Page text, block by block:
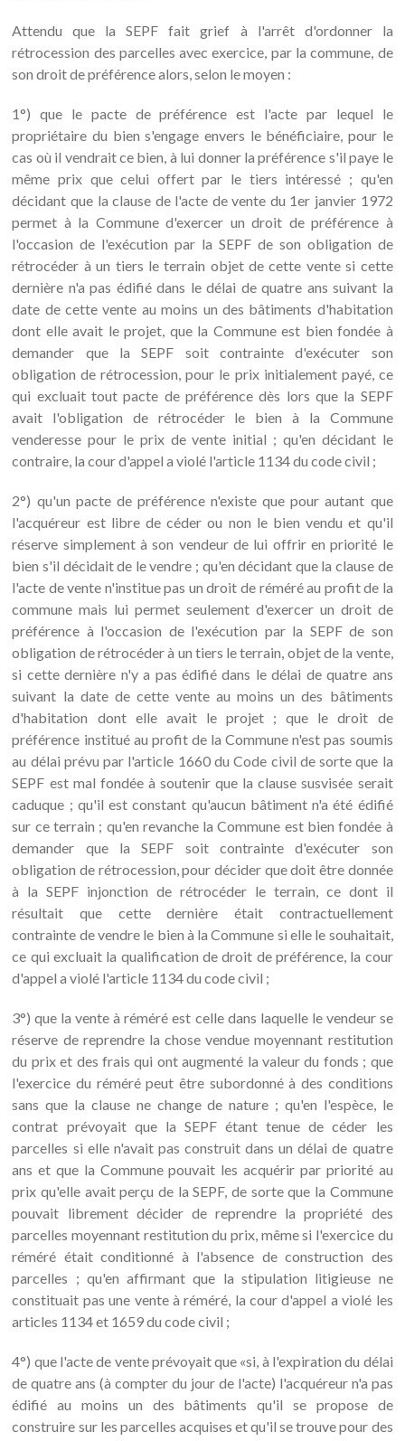
Attendu que la SEPF fait grief à l'arrêt d'ordonner la
rétrocession des parcelles avec exercice, par la commune, de
son droit de préférence alors, selon le moyen :
1°) que le pacte de préférence est l'acte par lequel le
propriétaire du bien s'engage envers le bénéficiaire, pour le
cas où il vendrait ce bien, à lui donner la préférence s'il paye le
même prix que celui offert par le tiers intéressé ; qu'en
décidant que la clause de l'acte de vente du 1er janvier 1972
permet à la Commune d'exercer un droit de préférence à
l'occasion de l'exécution par la SEPF de son obligation de
rétrocéder à un tiers le terrain objet de cette vente si cette
dernière n'a pas édifié dans le délai de quatre ans suivant la
date de cette vente au moins un des bâtiments d'habitation
dont elle avait le projet, que la Commune est bien fondée à
demander que la SEPF soit contrainte d'exécuter son
obligation de rétrocession, pour le prix initialement payé, ce
qui excluait tout pacte de préférence dès lors que la SEPF
avait l'obligation de rétrocéder le bien à la Commune
venderesse pour le prix de vente initial ; qu'en décidant le
contraire, la cour d'appel a violé l'article 1134 du code civil ;
2°) qu'un pacte de préférence n'existe que pour autant que
l'acquéreur est libre de céder ou non le bien vendu et qu'il
réserve simplement à son vendeur de lui offrir en priorité le
bien s'il décidait de le vendre ; qu'en décidant que la clause de
l'acte de vente n'institue pas un droit de réméré au profit de la
commune mais lui permet seulement d'exercer un droit de
préférence à l'occasion de l'exécution par la SEPF de son
obligation de rétrocéder à un tiers le terrain, objet de la vente,
si cette dernière n'y a pas édifié dans le délai de quatre ans
suivant la date de cette vente au moins un des bâtiments
d'habitation dont elle avait le projet ; que le droit de
préférence institué au profit de la Commune n'est pas soumis
au délai prévu par l'article 1660 du Code civil de sorte que la
SEPF est mal fondée à soutenir que la clause susvisée serait
caduque ; qu'il est constant qu'aucun bâtiment n'a été édifié
sur ce terrain ; qu'en revanche la Commune est bien fondée à
demander que la SEPF soit contrainte d'exécuter son
obligation de rétrocession, pour décider que doit être donnée
à la SEPF injonction de rétrocéder le terrain, ce dont il
résultait que cette dernière était contractuellement
contrainte de vendre le bien à la Commune si elle le souhaitait,
ce qui excluait la qualification de droit de préférence, la cour
d'appel a violé l'article 1134 du code civil ;
3°) que la vente à réméré est celle dans laquelle le vendeur se
réserve de reprendre la chose vendue moyennant restitution
du prix et des frais qui ont augmenté la valeur du fonds ; que
l'exercice du réméré peut être subordonné à des conditions
sans que la clause ne change de nature ; qu'en l'espèce, le
contrat prévoyait que la SEPF étant tenue de céder les
parcelles si elle n'avait pas construit dans un délai de quatre
ans et que la Commune pouvait les acquérir par priorité au
prix qu'elle avait perçu de la SEPF, de sorte que la Commune
pouvait librement décider de reprendre la propriété des
parcelles moyennant restitution du prix, même si l'exercice du
réméré était conditionné à l'absence de construction des
parcelles ; qu'en affirmant que la stipulation litigieuse ne
constituait pas une vente à réméré, la cour d'appel a violé les
articles 1134 et 1659 du code civil ;
4°) que l'acte de vente prévoyait que «si, à l'expiration du délai
de quatre ans (à compter du jour de l'acte) l'acquéreur n'a pas
édifié au moins un des bâtiments qu'il se propose de
construire sur les parcelles acquises et qu'il se trouve pour des